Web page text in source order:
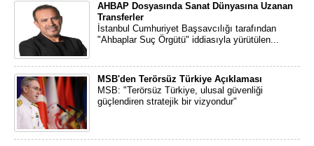
AHBAP Dosyasında Sanat Dünyasına Uzanan
Transferler
İstanbul Cumhuriyet Başsavcılığı tarafından
"Ahbaplar Suç Örgütü" iddiasıyla yürütülen...
MSB'den Terörsüz Türkiye Açıklaması
MSB: "Terörsüz Türkiye, ulusal güvenliği
güçlendiren stratejik bir vizyondur"